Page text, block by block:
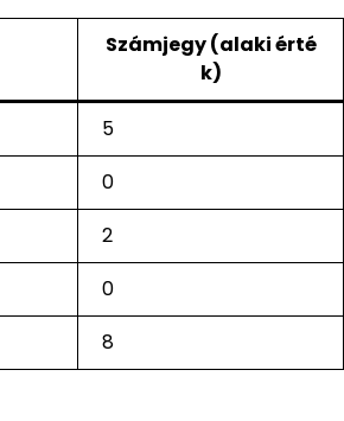
Számjegy (alaki érté
k)
5
0
2
0
8